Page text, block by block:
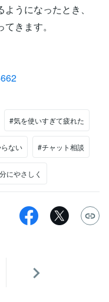
うになったとき、
きます。
#気を使いすぎて疲れた
ない #チャット相談
にやさしく